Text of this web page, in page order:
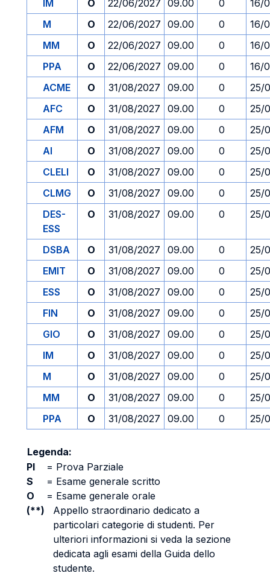
IM O 22/06/2027 09.00 0
16/
M
O 22/06/2027 09.00 0
16/
MM
O 22/06/2027 09.00 0
16/
PPA
O 22/06/2027 09.00 0
16/
ACME
O 31/08/2027 09.00 0
25/
AFC
O 31/08/2027 09.00 0
25/
AFM
O 31/08/2027 09.00 0
25/
AI
O 31/08/2027 09.00 0
25/
CLELI
O 31/08/2027 09.00 0
25/
CLMG
O 31/08/2027 09.00 0
25/
DES-
ESS
O 31/08/2027 09.00 0 25/
DSBA O 31/08/2027 09.00 0
25/
EMIT
O 31/08/2027 09.00 0
25/
ESS
O 31/08/2027 09.00 0
25/
FIN
O 31/08/2027 09.00 0
25/
GIO
O 31/08/2027 09.00 0
25/
IM
O 31/08/2027 09.00 0
25/
M
O 31/08/2027 09.00 0
25/
MM
O 31/08/2027 09.00 0
25/
PPA
O 31/08/2027 09.00 0 25/
Legenda:
PI
= Prova Parziale
S
= Esame generale scritto
O
= Esame generale orale
(**)
Appello straordinario dedicato a
particolari categorie di studenti. Per
ulteriori informazioni si veda la sezione
dedicata agli esami della Guida dello
studente.